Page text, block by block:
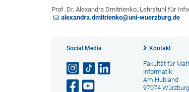
Prof. Dr. Alexandra Dmitrienko, Lehrstuhl für
alexandra.dmitrienko@uni-wuerzburg.de
Social Media Kontakt
Fakultät für
Informatik
Am Hubland
97074 Würzburg